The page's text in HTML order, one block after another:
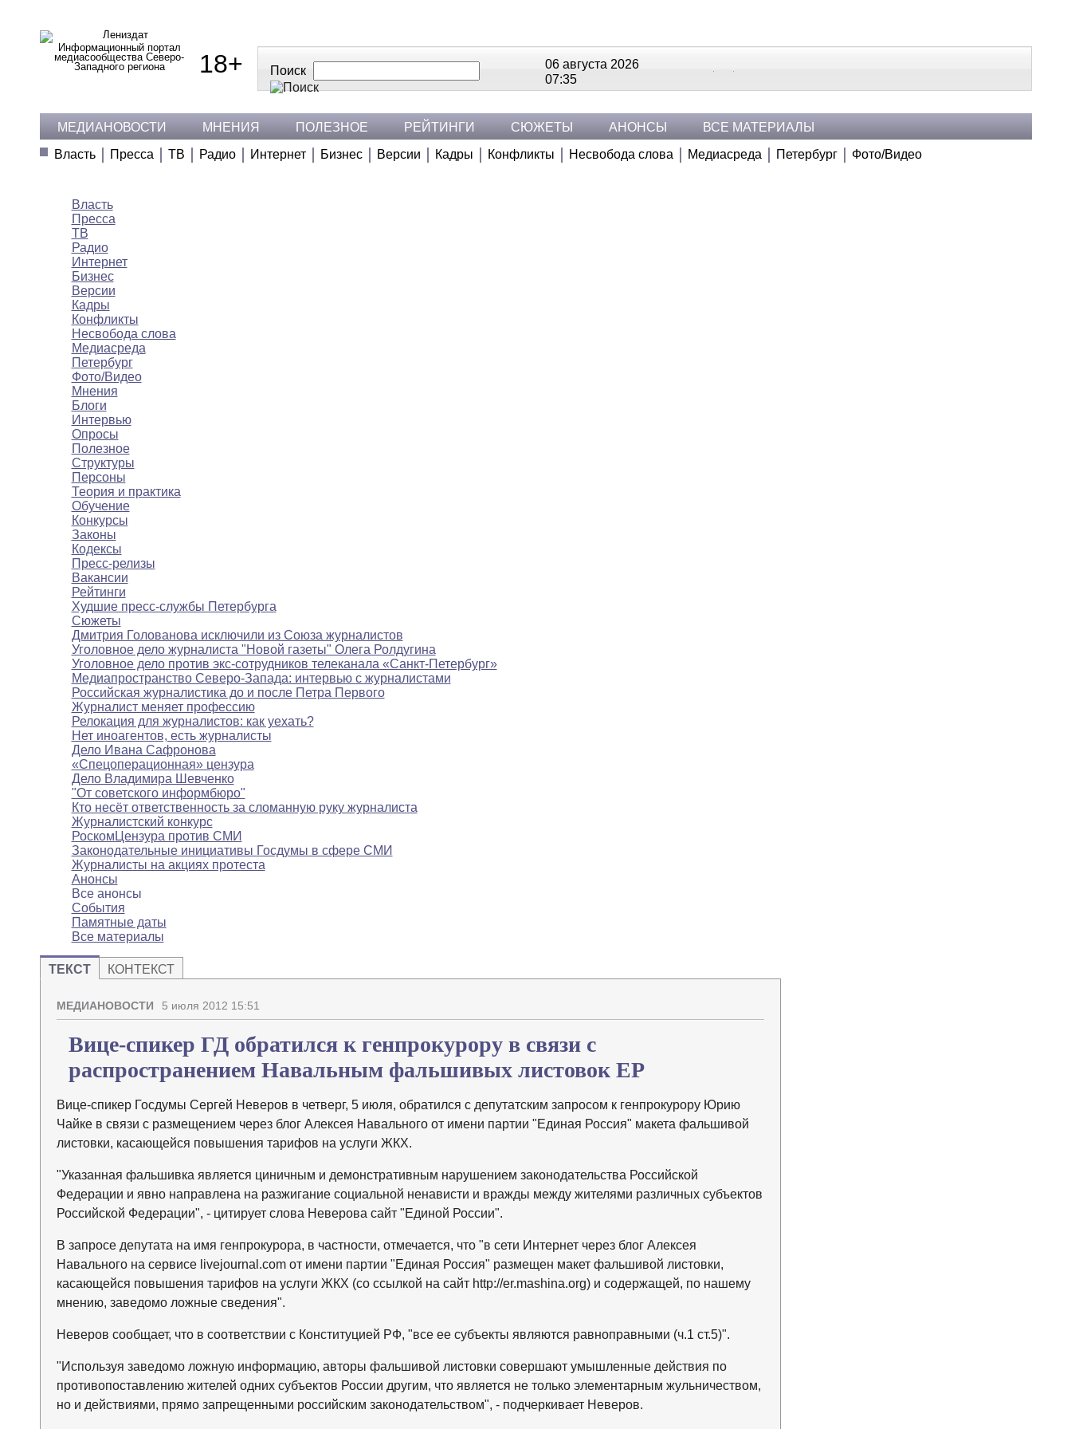
Информационный портал
медиасообщества Северо-
Западного региона
18+ Поиск
06 августа 2026
07:35
МЕДИАНОВОСТИ МНЕНИЯ ПОЛЕЗНОЕ РЕЙТИНГИ СЮЖЕТЫ АНОНСЫ
ВСЕ МАТЕРИАЛЫ
Власть
Пресса ТВ Радио Интернет Бизнес Версии Кадры Конфликты Несвобода слова Медиасреда Петербург Фото/Видео
Власть
Пресса
ТВ
Радио
Интернет
Бизнес
Версии
Кадры
Конфликты
Несвобода слова
Медиасреда
Петербург
Фото/Видео
Мнения
Блоги
Интервью
Опросы
Полезное
Структуры
Персоны
Теория и практика
Обучение
Конкурсы
Законы
Кодексы
Пресс-релизы
Вакансии
Рейтинги
Худшие пресс-службы Петербурга
Сюжеты
Дмитрия Голованова исключили из Союза журналистов
Уголовное дело журналиста "Новой газеты" Олега Ролдугина
Уголовное дело против экс-сотрудников телеканала «Санкт-Петербург»
Медиапространство Северо-Запада: интервью с журналистами
Российская журналистика до и после Петра Первого
Журналист меняет профессию
Релокация для журналистов: как уехать?
Нет иноагентов, есть журналисты
Дело Ивана Сафронова
«Спецоперационная» цензура
Дело Владимира Шевченко
"От советского информбюро"
Кто несёт ответственность за сломанную руку журналиста
Журналистский конкурс
РоскомЦензура против СМИ
Законодательные инициативы Госдумы в сфере СМИ
Журналисты на акциях протеста
Анонсы
Все анонсы
События
Памятные даты
Все материалы
ТЕКСТ КОНТЕКСТ
МЕДИАНОВОСТИ 5 июля 2012 15:51
Вице-спикер ГД обратился к генпрокурору в связи с
распространением Навальным фальшивых листовок ЕР
Вице-спикер Госдумы Сергей Неверов в четверг, 5 июля, обратился с депутатским запросом к генпрокурору Юрию
Чайке в связи с размещением через блог Алексея Навального от имени партии "Единая Россия" макета фальшивой
листовки, касающейся повышения тарифов на услуги ЖКХ.
"Указанная фальшивка является циничным и демонстративным нарушением законодательства Российской
Федерации и явно направлена на разжигание социальной ненависти и вражды между жителями различных субъектов
Российской Федерации", - цитирует слова Неверова сайт "Единой России".
В запросе депутата на имя генпрокурора, в частности, отмечается, что "в сети Интернет через блог Алексея
Навального на сервисе livejournal.com от имени партии "Единая Россия" размещен макет фальшивой листовки,
касающейся повышения тарифов на услуги ЖКХ (cо ссылкой на сайт http://er.mashina.org) и содержащей, по нашему
мнению, заведомо ложные сведения".
Неверов сообщает, что в соответствии с Конституцией РФ, "все ее субъекты являются равноправными (ч.1 ст.5)".
"Используя заведомо ложную информацию, авторы фальшивой листовки совершают умышленные действия по
противопоставлению жителей одних субъектов России другим, что является не только элементарным жульничеством,
но и действиями, прямо запрещенными российским законодательством", - подчеркивает Неверов.